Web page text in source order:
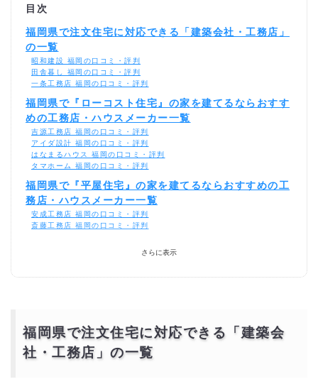
目次
福岡県で注文住宅に対応できる「建築会社・工務店」
の一覧
昭和建設 福岡の口コミ・評判
田舎暮し 福岡の口コミ・評判
一条工務店 福岡の口コミ・評判
福岡県で『ローコスト住宅』の家を建てるならおすす
めの工務店・ハウスメーカー一覧
吉源工務店 福岡の口コミ・評判
アイダ設計 福岡の口コミ・評判
はなまるハウス 福岡の口コミ・評判
タマホーム 福岡の口コミ・評判
福岡県で『平屋住宅』の家を建てるならおすすめの工
務店・ハウスメーカー一覧
安成工務店 福岡の口コミ・評判
斎藤工務店 福岡の口コミ・評判
福岡県で『輸入住宅』の家を建てるならおすすめの工
務店・ハウスメーカー一覧
さらに表示
福岡県で注文住宅に対応できる「建築会
社・工務店」の一覧